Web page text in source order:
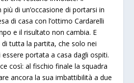
di un’occasione di portarsi in
di casa con l’ottimo Cardarelli
e il risultato non cambia. E
tutta la partita, che solo nei
portata a casa dagli ospiti.
così: al fischio finale la squadra
ancora la sua imbattibilità a due